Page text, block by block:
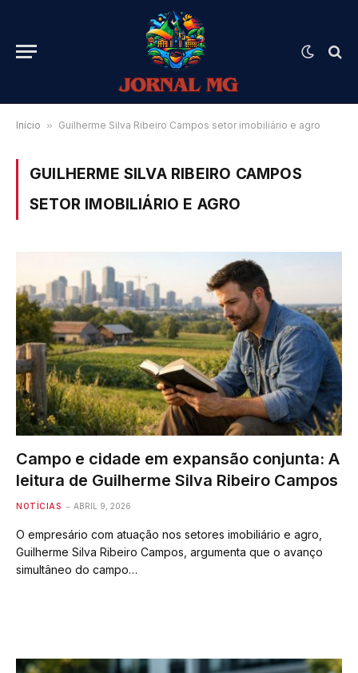
Início » Guilherme Silva Ribeiro Campos setor imobiliário e agro
GUILHERME SILVA RIBEIRO CAMPOS
SETOR IMOBILIÁRIO E AGRO
Campo e cidade em expansão conjunta: A
leitura de Guilherme Silva Ribeiro Campos
NOTÍCIAS ABRIL 9, 2026
O empresário com atuação nos setores imobiliário e agro,
Guilherme Silva Ribeiro Campos, argumenta que o avanço
simultâneo do campo…